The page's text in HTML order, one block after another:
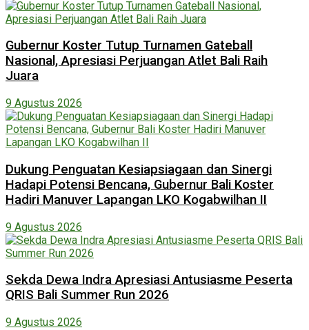
Gubernur Koster Tutup Turnamen Gateball
Nasional, Apresiasi Perjuangan Atlet Bali Raih
Juara
9 Agustus 2026
Dukung Penguatan Kesiapsiagaan dan Sinergi
Hadapi Potensi Bencana, Gubernur Bali Koster
Hadiri Manuver Lapangan LKO Kogabwilhan II
9 Agustus 2026
Sekda Dewa Indra Apresiasi Antusiasme Peserta
QRIS Bali Summer Run 2026
9 Agustus 2026